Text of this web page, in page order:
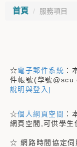
首頁 服務項目
☆電子郵件系統 ：
件帳號(學號
說明與登入]
☆個人網頁空間 ：
網頁空間,可供學生
☆ 網路時間協定伺